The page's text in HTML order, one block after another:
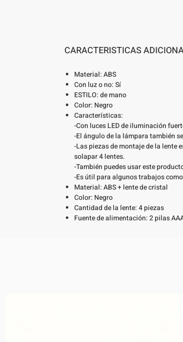
CARACTERISTICAS
Material: ABS
Con luz o no: Sí
ESTILO: de mano
Color: Negro
Características:
-Con luces LED de iluminación
-El ángulo de la lámpara también
-Las piezas de montaje de la lente
solapar 4 lentes.
-También puedes usar este
-Es útil para algunos trabajos
Material: ABS + lente de cristal
Color: Negro
Cantidad de la lente: 4 piezas
Fuente de alimentación: 2 pilas